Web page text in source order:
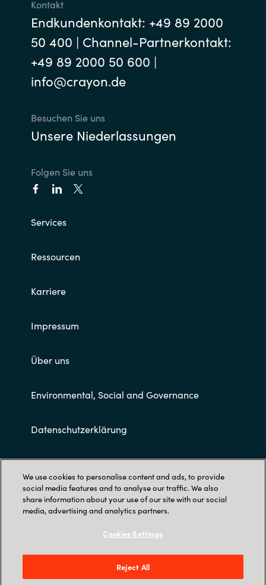
Kontakt
Endkundenkontakt: +49 89 2000
50 400 | Channel-Partnerkontakt:
+49 89 2000 50 600 |
info@crayon.de
Besuchen Sie uns
Unsere Niederlassungen
Folgen Sie uns
Services
Ressourcen
Karriere
Impressum
Über uns
Environmental, Social and Governance
Datenschutzerklärung
Allgemeine Geschäftsbedingungen
Crayon Deutschland GmbH |
We use cookies to personalise content and ads, to provide
social media features and to analyse our traffic. We also
share information about your use of our site with our social
media, advertising and analytics partners.
Cookies Settings
Reject All